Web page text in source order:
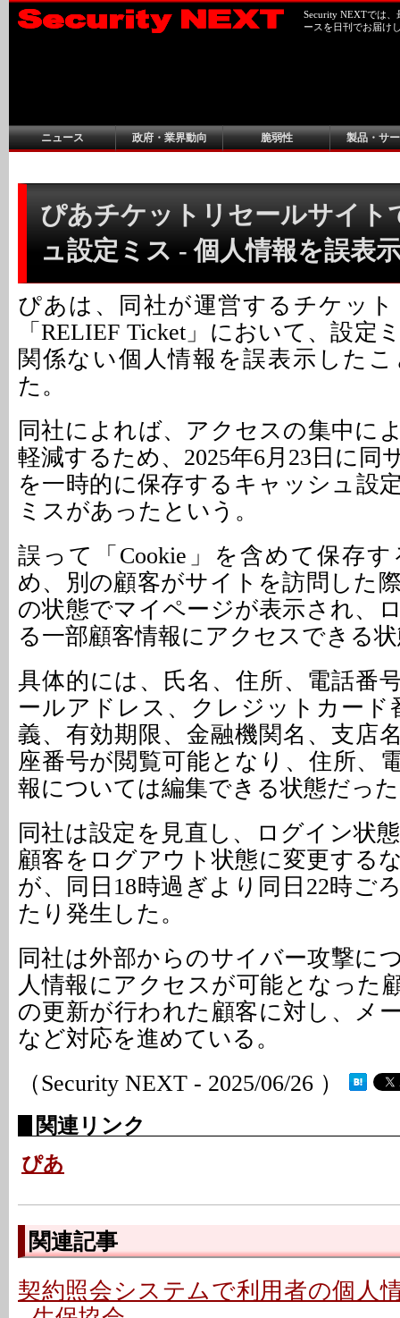
Security NEXTでは
ースを日刊でお届け
ニュース 政府・業界動向 脆弱性 製品・サ
ぴあチケットリセールサイト
ュ設定ミス - 個人情報を誤表
ぴあは、同社が運営するチケッ
「RELIEF Ticket」において、設定
関係ない個人情報を誤表示した
た。
同社によれば、アクセスの集中に
軽減するため、2025年6月23日に同
を一時的に保存するキャッシュ設
ミスがあったという。
誤って「Cookie」を含めて保存
め、別の顧客がサイトを訪問した
の状態でマイページが表示され、
る一部顧客情報にアクセスできる
具体的には、氏名、住所、電話番
ールアドレス、クレジットカード
義、有効期限、金融機関名、支店
座番号が閲覧可能となり、住所、
報については編集できる状態だっ
同社は設定を見直し、ログイン状
顧客をログアウト状態に変更する
が、同日18時過ぎより同日22時ご
たり発生した。
同社は外部からのサイバー攻撃に
人情報にアクセスが可能となった
の更新が行われた顧客に対し、メ
など対応を進めている。
（Security NEXT - 2025/06/26 ）
関連リンク
ぴあ
関連記事
契約照会システムで利用者の個人